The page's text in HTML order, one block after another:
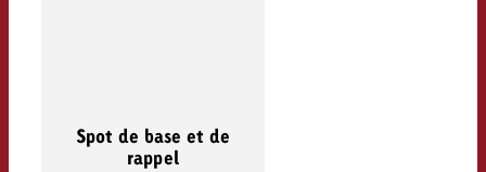
Spot de base et de
rappel